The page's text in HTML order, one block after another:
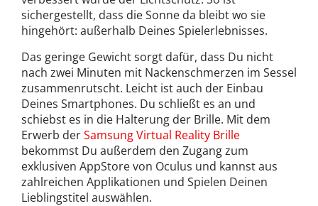
sichergestellt, dass die Sonne da bleibt wo sie
hingehört: außerhalb Deines Spielerlebnisses.
Das geringe Gewicht sorgt dafür, dass Du nicht
nach zwei Minuten mit Nackenschmerzen im Sessel
zusammenrutscht. Leicht ist auch der Einbau
Deines Smartphones. Du schließt es an und
schiebst es in die Halterung der Brille. Mit dem
Erwerb derSamsung Virtual Reality Brille
bekommst Du außerdem den Zugang zum
exklusiven AppStore von Oculus und kannst aus
zahlreichen Applikationen und Spielen Deinen
Lieblingstitel auswählen.